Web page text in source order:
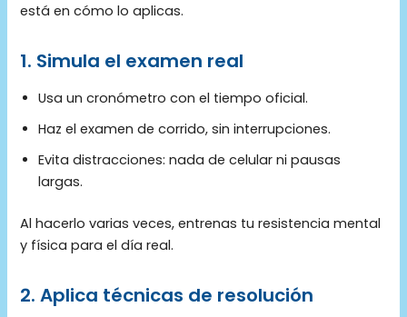
está en cómo lo aplicas.
1. Simula el examen real
Usa un cronómetro con el tiempo oficial.
Haz el examen de corrido, sin interrupciones.
Evita distracciones: nada de celular ni pausas
largas.
Al hacerlo varias veces, entrenas tu resistencia mental
y física para el día real.
2. Aplica técnicas de resolución